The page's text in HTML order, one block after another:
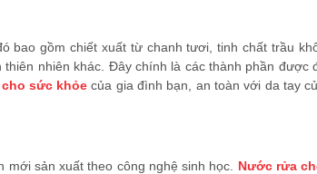
bao gồm chiết xuất từ chanh tươi, tinh chất trầu
nhiên khác. Đây chính là các thành phần được
sức khỏe của gia đình bạn, an toàn với da tay
sản xuất theo công nghệ sinh học. Nước rửa